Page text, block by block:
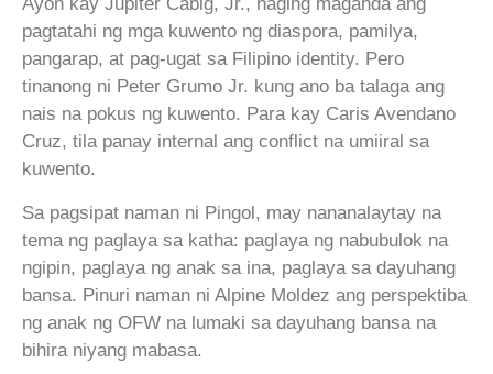
Ayon kay Jupiter Cabig, Jr., naging maganda ang
pagtatahi ng mga kuwento ng diaspora, pamilya,
pangarap, at pag-ugat sa Filipino identity. Pero
tinanong ni Peter Grumo Jr. kung ano ba talaga ang
nais na pokus ng kuwento. Para kay Caris Avendano
Cruz, tila panay internal ang conflict na umiiral sa
kuwento.
Sa pagsipat naman ni Pingol, may nananalaytay na
tema ng paglaya sa katha: paglaya ng nabubulok na
ngipin, paglaya ng anak sa ina, paglaya sa dayuhang
bansa. Pinuri naman ni Alpine Moldez ang perspektiba
ng anak ng OFW na lumaki sa dayuhang bansa na
bihira niyang mabasa.